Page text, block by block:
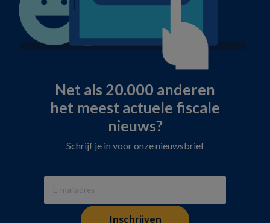
Net als 20.000 anderen
het meest actuele fiscale
nieuws?
Schrijf je in voor onze nieuwsbrief